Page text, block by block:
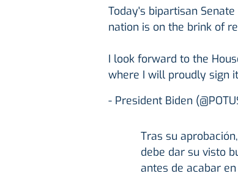
Today's bipartisan
nation is on the brink of
I look forward to the
where I will proudly sign
- President Biden
Tras su
debe dar su visto
antes de acabar